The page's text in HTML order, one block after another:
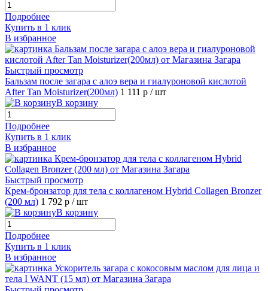
Подробнее
Купить в 1 клик
В избранное
Быстрый просмотр
Бальзам после загара с алоэ вера и гиалуроновой кислотой
After Tan Moisturizer(200мл) 1 111 р / шт
В корзину
Подробнее
Купить в 1 клик
В избранное
Быстрый просмотр
Крем-бронзатор для тела с коллагеном Hybrid Collagen Bronzer
(200 мл) 1 792 р / шт
В корзину
Подробнее
Купить в 1 клик
В избранное